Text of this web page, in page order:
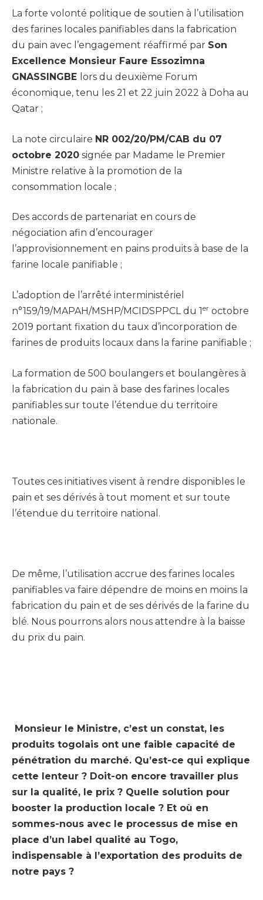
La forte volonté politique de soutien à l’utilisation
des farines locales panifiables dans la fabrication
du pain avec l’engagement réaffirmé par Son
Excellence Monsieur Faure Essozimna
GNASSINGBE lors du deuxième Forum
économique, tenu les 21 et 22 juin 2022 à Doha au
Qatar ;
La note circulaire NR 002/20/PM/CAB du 07
octobre 2020 signée par Madame le Premier
Ministre relative à la promotion de la
consommation locale ;
Des accords de partenariat en cours de
négociation afin d’encourager
l’approvisionnement en pains produits à base de la
farine locale panifiable ;
L’adoption de l’arrêté interministériel
n°159/19/MAPAH/MSHP/MCIDSPPCL du 1 er octobre
2019 portant fixation du taux d’incorporation de
farines de produits locaux dans la farine panifiable ;
La formation de 500 boulangers et boulangères à
la fabrication du pain à base des farines locales
panifiables sur toute l’étendue du territoire
nationale.
Toutes ces initiatives visent à rendre disponibles le
pain et ses dérivés à tout moment et sur toute
l’étendue du territoire national.
De même, l’utilisation accrue des farines locales
panifiables va faire dépendre de moins en moins la
fabrication du pain et de ses dérivés de la farine du
blé. Nous pourrons alors nous attendre à la baisse
du prix du pain.
Monsieur le Ministre, c’est un constat, les
produits togolais ont une faible capacité de
pénétration du marché. Qu’est-ce qui explique
cette lenteur ? Doit-on encore travailler plus
sur la qualité, le prix ? Quelle solution pour
booster la production locale ? Et où en
sommes-nous avec le processus de mise en
place d’un label qualité au Togo,
indispensable à l’exportation des produits de
notre pays ?